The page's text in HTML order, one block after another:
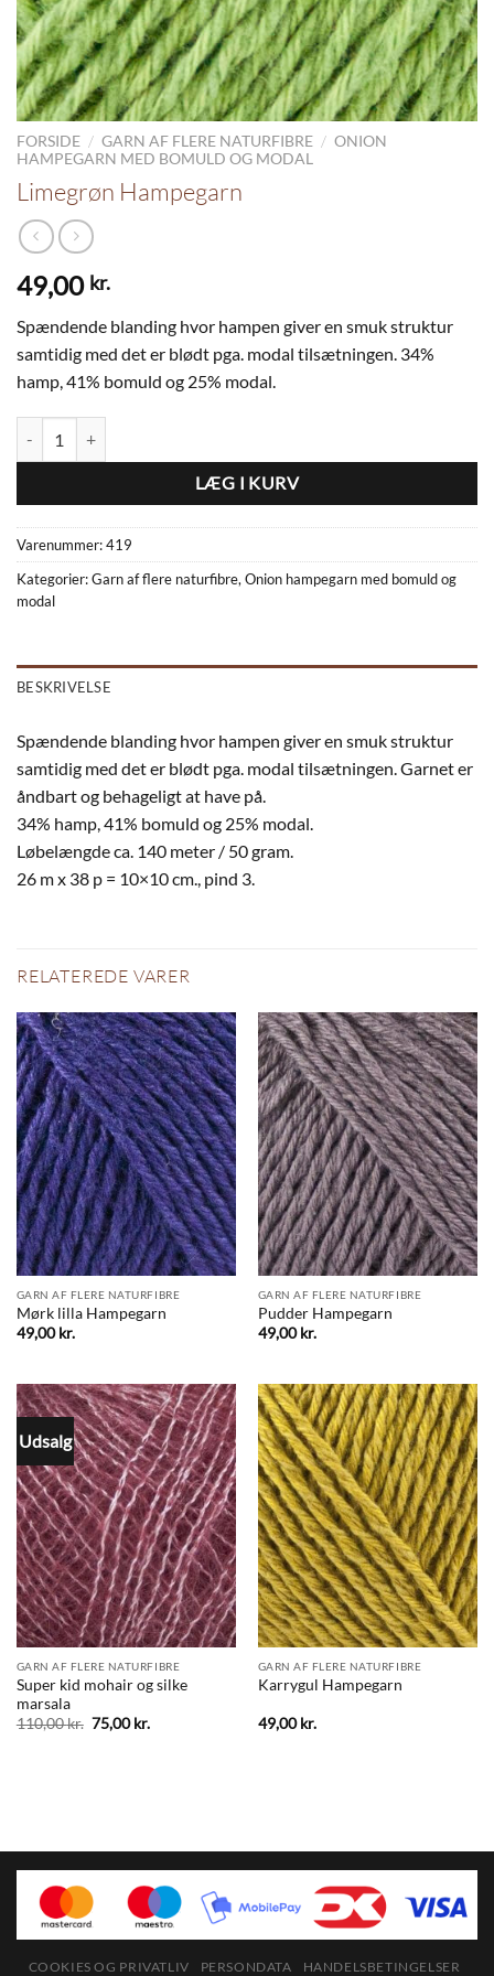
FORSIDE / GARN AF FLERE NATURFIBRE / ONION
HAMPEGARN MED BOMULD OG MODAL
Limegrøn Hampegarn
49,00 kr.
Spændende blanding hvor hampen giver en smuk struktur
samtidig med det er blødt pga. modal tilsætningen. 34%
hamp, 41% bomuld og 25% modal.
LÆG I KURV
Varenummer:419
Kategorier:Garn af flere naturfibre,Onion hampegarn med bomuld og
modal
BESKRIVELSE
Spændende blanding hvor hampen giver en smuk struktur
samtidig med det er blødt pga. modal tilsætningen. Garnet er
åndbart og behageligt at have på.
34% hamp, 41% bomuld og 25% modal.
Løbelængde ca. 140 meter / 50 gram.
26 m x 38 p = 10×10 cm., pind 3.
RELATEREDE VARER
GARN AF FLERE NATURFIBRE
Mørk lilla Hampegarn
49,00kr.
GARN AF FLERE NATURFIBRE
Pudder Hampegarn
49,00kr.
Udsalg
GARN AF FLERE NATURFIBRE
Super kid mohair og silke
marsala
110,00kr. Den
oprindelige
75,00kr.Den
GARN AF FLERE NATURFIBRE
Karrygul Hampegarn
49,00kr.
COOKIES OG PRIVATLIV PERSONDATA
HANDELSBETINGELSER